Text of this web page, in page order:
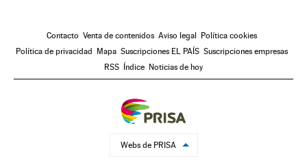
Contacto Venta de contenidos Aviso legal
Política cookies
Política de privacidad
Mapa Suscripciones EL PAÍS Suscripciones empresas
RSS
Índice Noticias de hoy
Webs de PRISA